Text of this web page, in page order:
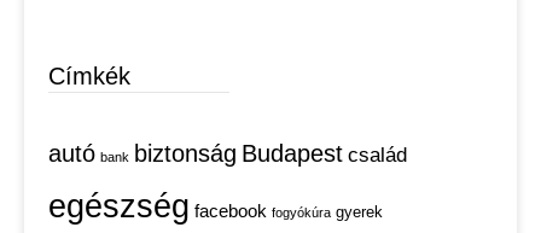
Címkék
autó bank biztonság Budapest család
egészség facebook fogyókúra gyerek